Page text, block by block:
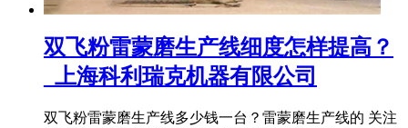
双飞粉雷蒙磨生产线细度怎样提高？
_上海科利瑞克机器有限公司
双飞粉雷蒙磨生产线多少钱一台？雷蒙磨生产线的 关注